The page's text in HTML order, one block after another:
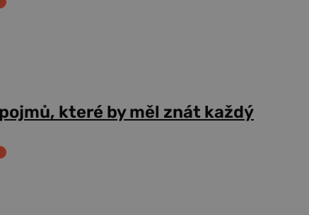
které by měl znát každý